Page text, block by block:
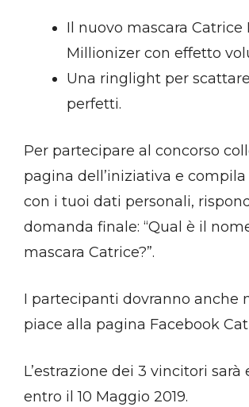
Il nuovo mascara Catrice
Millionizer con effetto
Una ringlight per
perfetti.
Per partecipare al concorso
pagina dell’iniziativa e
con i tuoi dati personali,
domanda finale: “Qual è il
mascara Catrice?”.
I partecipanti dovranno anche
piace alla pagina Facebook
L’estrazione dei 3 vincitori sarà
entro il 10 Maggio 2019.